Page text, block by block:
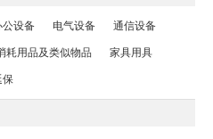
公设备 电气设备 通信设备
耗用品及类似物品 家具用具
保